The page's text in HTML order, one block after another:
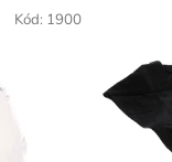
Kód: 1900